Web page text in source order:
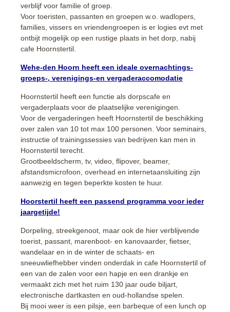
verblijf voor familie of groep.
Voor toeristen, passanten en groepen w.o. wadlopers,
families, vissers en vriendengroepen is er logies evt met
ontbijt mogelijk op een rustige plaats in het dorp, nabij
cafe Hoornstertil.
Wehe-den Hoorn heeft een ideale overnachtings-
groeps-, verenigings-en vergaderaccomodatie
Hoornstertil heeft een functie als dorpscafe en
vergaderplaats voor de plaatselijke verenigingen.
Voor de vergaderingen heeft Hoornstertil de beschikking
over zalen van 10 tot max 100 personen. Voor seminairs,
instructie of trainingssessies van bedrijven kan men in
Hoornstertil terecht.
Grootbeeldscherm, tv, video, flipover, beamer,
afstandsmicrofoon, overhead en internetaansluiting zijn
aanwezig en tegen beperkte kosten te huur.
Hoorstertil heeft een passend programma voor ieder
jaargetijde!
Dorpeling, streekgenoot, maar ook de hier verblijvende
toerist, passant, marenboot- en kanovaarder, fietser,
wandelaar en in de winter de schaats- en
sneeuwliefhebber vinden onderdak in cafe Hoornstertil of
een van de zalen voor een hapje en een drankje en
vermaakt zich met het ruim 130 jaar oude biljart,
electronische dartkasten en oud-hollandse spelen.
Bij mooi weer is een pilsje, een barbeque of een lunch op